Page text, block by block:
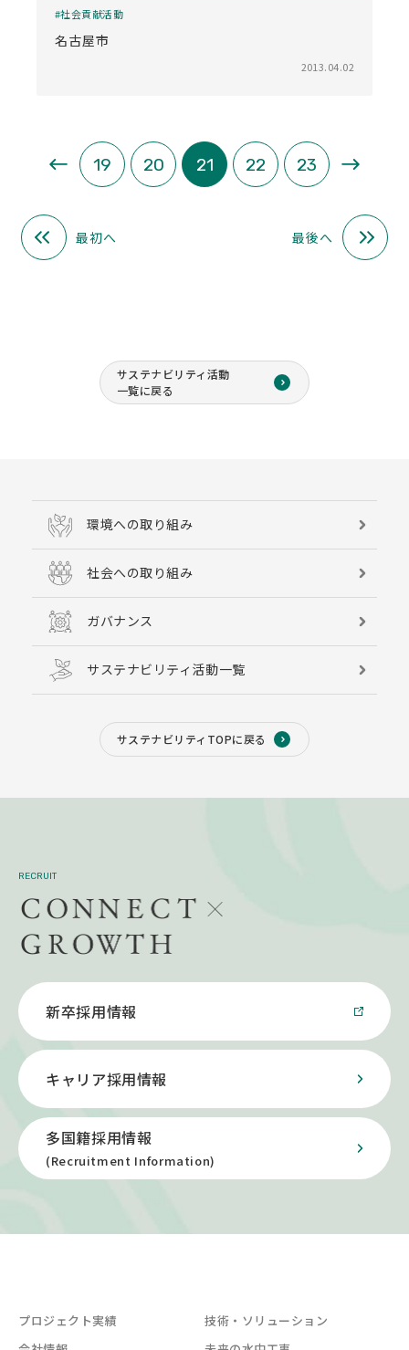
社会貢献活動
名古屋市
2013.04.02
最初へ
19 20 21 22 23
最後へ
サステナビリティ活動
一覧に戻る
環境への取り組み
社会への取り組み
ガバナンス
サステナビリティ活動一覧
サステナビリティTOPに戻る
RECRUIT
新卒採用情報
キャリア採用情報
多国籍採用情報
(Recruitment Information)
プロジェクト実績
技術・ソリューション